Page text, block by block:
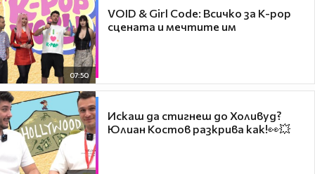
07:50
VOID & Girl Code: Всичко за K-pop
сцената и мечтите им
Искаш да стигнеш до Холивуд?
Юлиан Костов разкрива как!👀💥